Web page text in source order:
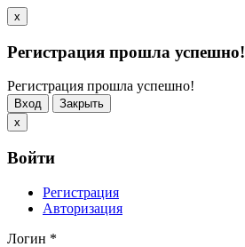
x
Регистрация прошла успешно!
Регистрация прошла успешно!
Вход
Закрыть
x
Войти
Регистрация
Авторизация
Логин *